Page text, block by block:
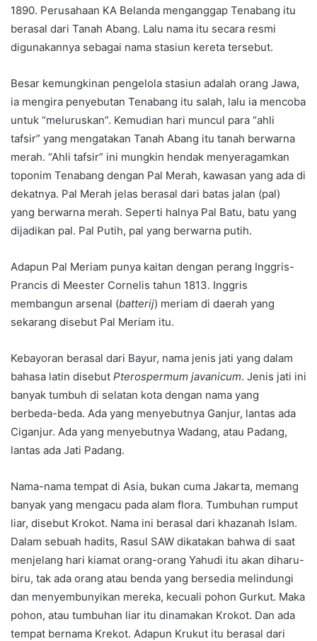
1890. Perusahaan KA Belanda menganggap Tenabang itu
berasal dari Tanah Abang. Lalu nama itu secara resmi
digunakannya sebagai nama stasiun kereta tersebut.
Besar kemungkinan pengelola stasiun adalah orang Jawa,
ia mengira penyebutan Tenabang itu salah, lalu ia mencoba
untuk “meluruskan”. Kemudian hari muncul para “ahli
tafsir” yang mengatakan Tanah Abang itu tanah berwarna
merah. “Ahli tafsir” ini mungkin hendak menyeragamkan
toponim Tenabang dengan Pal Merah, kawasan yang ada di
dekatnya. Pal Merah jelas berasal dari batas jalan (pal)
yang berwarna merah. Seperti halnya Pal Batu, batu yang
dijadikan pal. Pal Putih, pal yang berwarna putih.
Adapun Pal Meriam punya kaitan dengan perang Inggris-
Prancis di Meester Cornelis tahun 1813. Inggris
membangun arsenal (batterij) meriam di daerah yang
sekarang disebut Pal Meriam itu.
Kebayoran berasal dari Bayur, nama jenis jati yang dalam
bahasa latin disebut Pterospermum javanicum. Jenis jati ini
banyak tumbuh di selatan kota dengan nama yang
berbeda-beda. Ada yang menyebutnya Ganjur, lantas ada
Ciganjur. Ada yang menyebutnya Wadang, atau Padang,
lantas ada Jati Padang.
Nama-nama tempat di Asia, bukan cuma Jakarta, memang
banyak yang mengacu pada alam flora. Tumbuhan rumput
liar, disebut Krokot. Nama ini berasal dari khazanah Islam.
Dalam sebuah hadits, Rasul SAW dikatakan bahwa di saat
menjelang hari kiamat orang-orang Yahudi itu akan diharu-
biru, tak ada orang atau benda yang bersedia melindungi
dan menyembunyikan mereka, kecuali pohon Gurkut. Maka
pohon, atau tumbuhan liar itu dinamakan Krokot. Dan ada
tempat bernama Krekot. Adapun Krukut itu berasal dari